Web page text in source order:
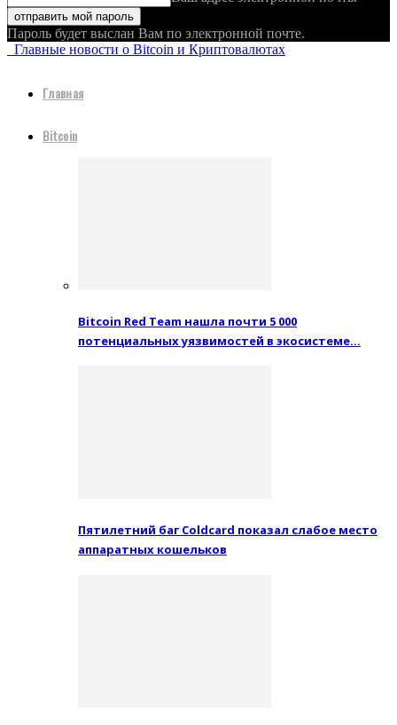
Пароль будет выслан Вам по электронной почте.
Главные новости о Bitcoin и Криптовалютах
Главная
Bitcoin
Bitcoin Red Team нашла почти 5 000
потенциальных уязвимостей в экосистеме…
Пятилетний баг Coldcard показал слабое место
аппаратных кошельков